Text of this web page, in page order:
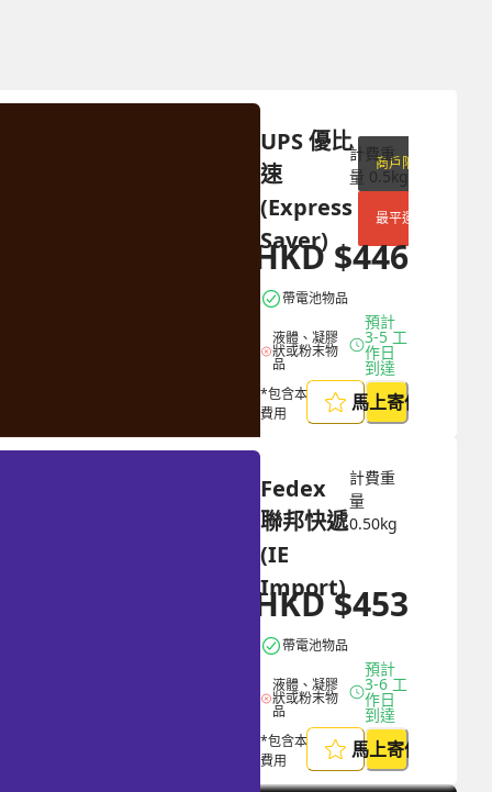
UPS 優比
速
(Express
Saver)
商戶限定
最平運費
帶電池物品
液體、凝膠
狀或粉末物
品
*包含本地取件
費用
計費重
量 0.5kg
HKD$446
預計
3-5 工
作日
到達
馬上寄件
Fedex
聯邦快遞
(IE
Import)
帶電池物品
液體、凝膠
狀或粉末物
品
*包含本地取件
費用
計費重
量
0.50kg
HKD$453
預計
3-6 工
作日
到達
馬上寄件